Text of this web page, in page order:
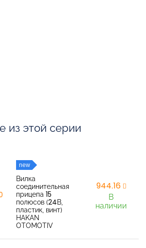
из этой серии
new
Вилка
соединительная
прицепа 15
полюсов (24В,
пластик, винт)
HAKAN
OTOMOTIV
944,16
В
наличии